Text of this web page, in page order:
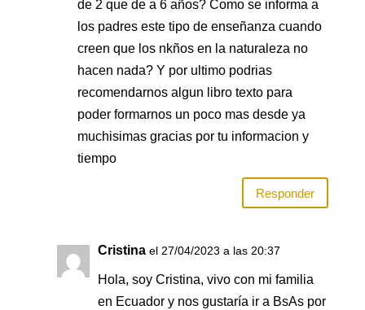
de 2 que de a 6 años? Como se informa a
los padres este tipo de enseñanza cuando
creen que los nkños en la naturaleza no
hacen nada? Y por ultimo podrias
recomendarnos algun libro texto para
poder formarnos un poco mas desde ya
muchisimas gracias por tu informacion y
tiempo
Responder
Cristina el 27/04/2023 a las 20:37
Hola, soy Cristina, vivo con mi familia
en Ecuador y nos gustaría ir a BsAs por